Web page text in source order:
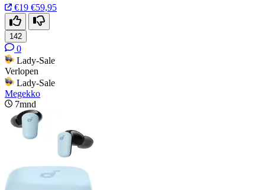
€19 €59,95
142
0
Lady-Sale
Verlopen
Lady-Sale
Megekko
7mnd